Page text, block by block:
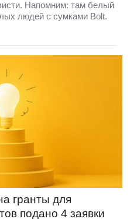
Напомним: там белый
людей с сумками Bolt.
гранты для
подано 4 заявки